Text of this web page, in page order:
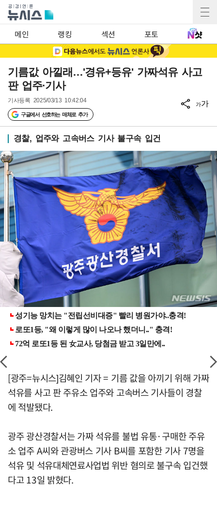
메인 랭킹 섹션 포토
기름값 아낄래…'경유+등유' 가짜석유 사고
판 업주·기사
기사등록 2025/03/13 10:42:04
구글에서 선호하는 매체로 추가
가가
경찰, 업주와 고속버스 기사 불구속 입건
[광주=뉴시스]김혜인 기자 = 기름 값을 아끼기 위해 가짜
석유를 사고 판 주유소 업주와 고속버스 기사들이 경찰
에 적발됐다.
광주 광산경찰서는 가짜 석유를 불법 유통·구매한 주유
소 업주 A씨와 관광버스 기사 B씨를 포함한 기사 7명을
석유 및 석유대체연료사업법 위반 혐의로 불구속 입건했
다고 13일 밝혔다.